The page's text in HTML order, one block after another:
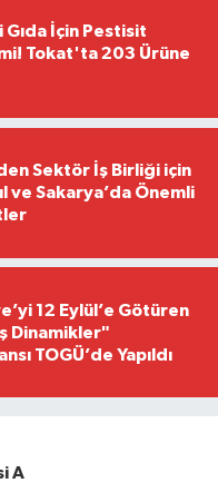
Gıda İçin Pestisit
Tokat'ta 203 Ürüne
Sektör İş Birliği için
ve Sakarya’da Önemli
12 Eylül’e Götüren
Dinamikler"
TOGÜ’de Yapıldı
A